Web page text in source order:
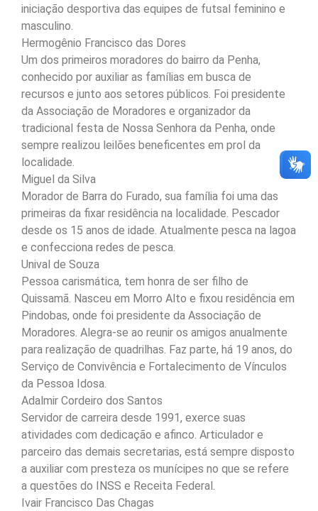
iniciação desportiva das equipes de futsal feminino e
masculino.
Hermogênio Francisco das Dores
Um dos primeiros moradores do bairro da Penha,
conhecido por auxiliar as famílias em busca de
recursos e junto aos setores públicos. Foi presidente
da Associação de Moradores e organizador da
tradicional festa de Nossa Senhora da Penha, onde
sempre realizou leilões beneficentes em prol da
localidade.
Miguel da Silva
Morador de Barra do Furado, sua família foi uma das
primeiras da fixar residência na localidade. Pescador
desde os 15 anos de idade. Atualmente pesca na lagoa
e confecciona redes de pesca.
Unival de Souza
Pessoa carismática, tem honra de ser filho de
Quissamã. Nasceu em Morro Alto e fixou residência em
Pindobas, onde foi presidente da Associação de
Moradores. Alegra-se ao reunir os amigos anualmente
para realização de quadrilhas. Faz parte, há 19 anos, do
Serviço de Convivência e Fortalecimento de Vínculos
da Pessoa Idosa.
Adalmir Cordeiro dos Santos
Servidor de carreira desde 1991, exerce suas
atividades com dedicação e afinco. Articulador e
parceiro das demais secretarias, está sempre disposto
a auxiliar com presteza os munícipes no que se refere
a questões do INSS e Receita Federal.
Ivair Francisco Das Chagas